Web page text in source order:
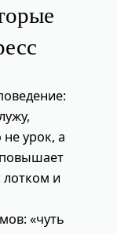
не урок, а
повышает
лотком и
«чуть